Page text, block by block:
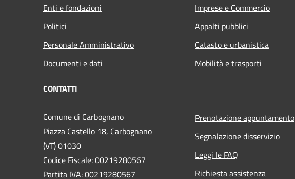
Enti e fondazioni
Politici
Personale Amministrativo
Documenti e dati
Imprese e Commercio
Appalti pubblici
Catasto e urbanistica
Mobilità e trasporti
CONTATTI
Comune di Carbognano
Piazza Castello 18, Carbognano
(VT) 01030
Codice Fiscale: 00219280567
Partita IVA: 00219280567
Prenotazione appuntamento
Segnalazione disservizio
Leggi le FAQ
Richiesta assistenza